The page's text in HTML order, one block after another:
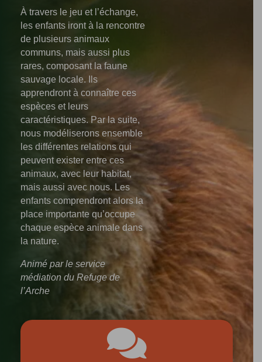
À travers le jeu et l’échange,
les enfants iront à la rencontre
de plusieurs animaux
communs, mais aussi plus
rares, composant la faune
sauvage locale. Ils
apprendront à connaître ces
espèces et leurs
caractéristiques. Par la suite,
nous modéliserons ensemble
les différentes relations qui
peuvent exister entre ces
animaux, avec leur habitat,
mais aussi avec nous. Les
enfants comprendront alors la
place importante qu’occupe
chaque espèce animale dans
la nature.
Animé par le service
médiation du Refuge de
l’Arche
